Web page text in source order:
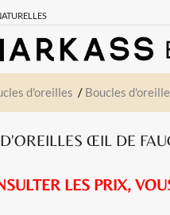
d'oreilles / Boucles
ŒIL DE
LES PRIX,